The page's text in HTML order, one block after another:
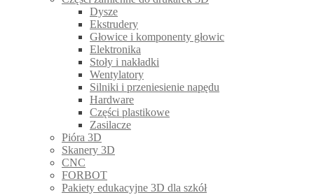
Dysze
Ekstrudery
Głowice i komponenty głowic
Elektronika
Stoły i nakładki
Wentylatory
Silniki i przeniesienie napędu
Hardware
Części plastikowe
Zasilacze
Pióra 3D
Skanery 3D
CNC
FORBOT
Pakiety edukacyjne 3D dla szkół